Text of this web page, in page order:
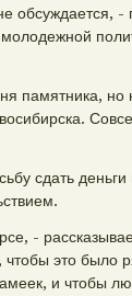
обсуждается, -
молодежной
памятника,
сдать
-
чтобы это
и чтобы